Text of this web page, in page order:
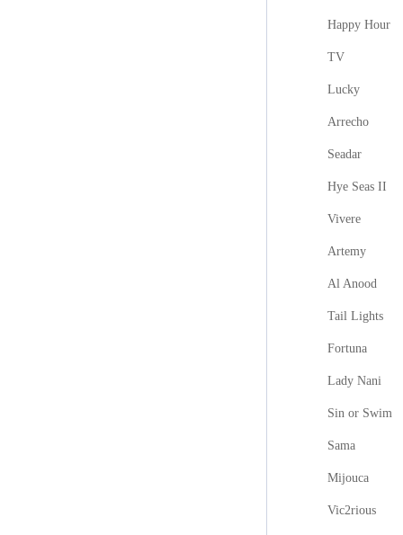
Happy Hour
TV
Lucky
Arrecho
Seadar
Hye Seas II
Vivere
Artemy
Al Anood
Tail Lights
Fortuna
Lady Nani
Sin or Swim
Sama
Mijouca
Vic2rious